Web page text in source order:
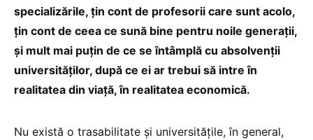
specializările, ţin cont de profesorii care sunt acolo,
ţin cont de ceea ce sună bine pentru noile generaţii,
şi mult mai puţin de ce se întâmplă cu absolvenţii
universităţilor, după ce ei ar trebui să intre în
realitatea din viaţă, în realitatea economică.
Nu există o trasabilitate şi universităţile, în general,